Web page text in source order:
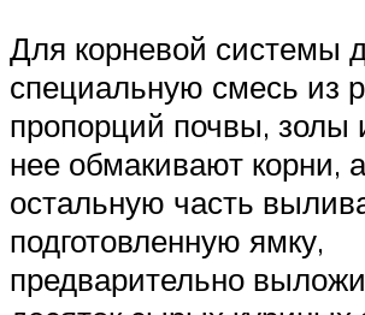
Для корневой системы
специальную смесь из
пропорций почвы, золы
нее обмакивают корни,
остальную часть
подготовленную ямку,
предварительно